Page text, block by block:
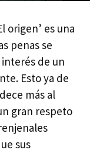
origen’ es una
penas se
de un
Esto ya de
más al
gran respeto
sus